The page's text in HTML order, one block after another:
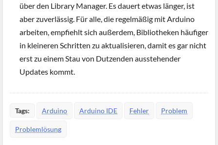
über den Library Manager. Es dauert etwas länger, ist
aber zuverlässig. Für alle, die regelmäßig mit Arduino
arbeiten, empfiehlt sich außerdem, Bibliotheken häufiger
in kleineren Schritten zu aktualisieren, damit es gar nicht
erst zu einem Stau von Dutzenden ausstehender
Updates kommt.
Tags: Arduino Arduino IDE Fehler Problem
Problemlösung